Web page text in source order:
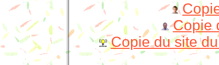
Copie
Copie du site